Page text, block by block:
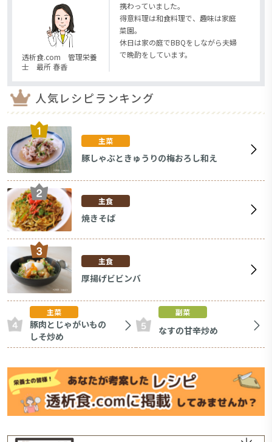
透析食.com 管理栄養
士 最所 春香
携わっていました。
得意料理は和食料理で、趣味は家庭
菜園。
休日は家の庭でBBQをしながら夫婦
で晩酌をしています。
人気レシピランキング
主菜
豚しゃぶときゅうりの梅おろし和え
主食
焼きそば
主食
厚揚げビビンバ
主菜
豚肉とじゃがいもの
しそ炒め
副菜
なすの甘辛炒め